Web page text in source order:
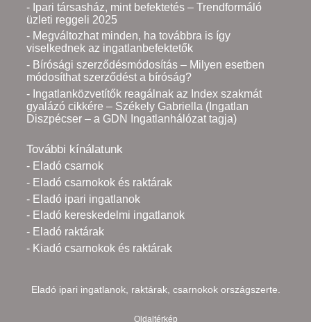
- Ipari társasház, mint befektetés – Trendformáló
üzleti reggeli 2025
- Megváltozhat minden, ha továbbra is így
viselkednek az ingatlanbefektetők
- Bírósági szerződésmódosítás – Milyen esetben
módosíthat szerződést a bíróság?
- Ingatlanközvetítők reagálnak az Index szakmát
gyalázó cikkére – Székely Gabriella (Ingatlan
Diszpécser – a GDN Ingatlanhálózat tagja)
További kínálatunk
- Eladó csarnok
- Eladó csarnokok és raktárak
- Eladó ipari ingatlanok
- Eladó kereskedelmi ingatlanok
- Eladó raktárak
- Kiadó csarnokok és raktárak
Eladó ipari ingatlanok, raktárak, csarnokok országszerte.
Oldaltérkép